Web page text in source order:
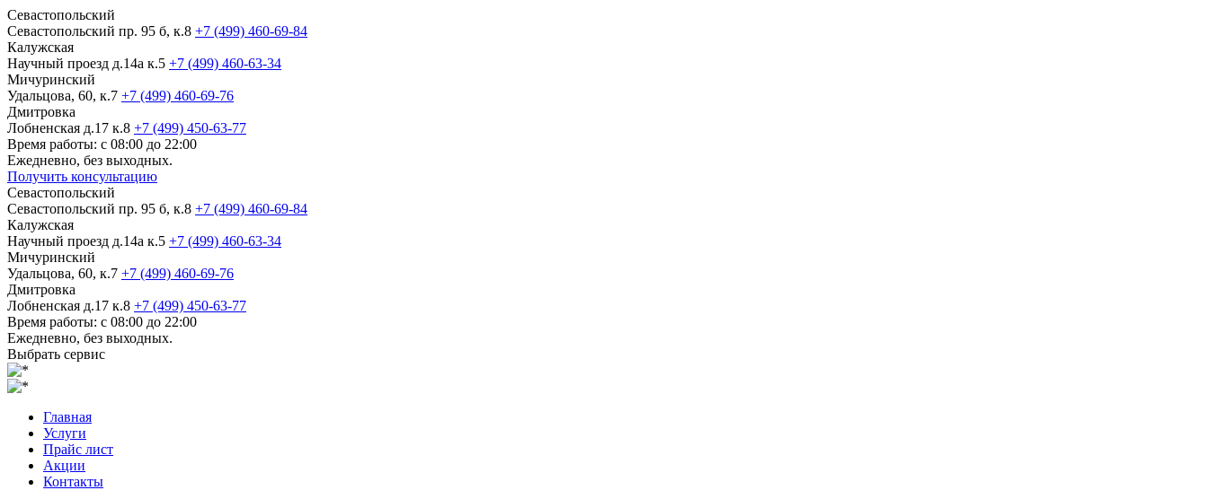
Севастопольский
Севастопольский пр. 95 б, к.8 +7 (499) 460-69-84
Калужская
Научный проезд д.14а к.5 +7 (499) 460-63-34
Мичуринский
Удальцова, 60, к.7 +7 (499) 460-69-76
Дмитровка
Лобненская д.17 к.8 +7 (499) 450-63-77
Время работы: с 08:00 до 22:00
Ежедневно, без выходных.
Получить консультацию
Севастопольский
Севастопольский пр. 95 б, к.8 +7 (499) 460-69-84
Калужская
Научный проезд д.14а к.5 +7 (499) 460-63-34
Мичуринский
Удальцова, 60, к.7 +7 (499) 460-69-76
Дмитровка
Лобненская д.17 к.8 +7 (499) 450-63-77
Время работы: с 08:00 до 22:00
Ежедневно, без выходных.
Выбрать сервис
Главная
Услуги
Прайс лист
Акции
Контакты